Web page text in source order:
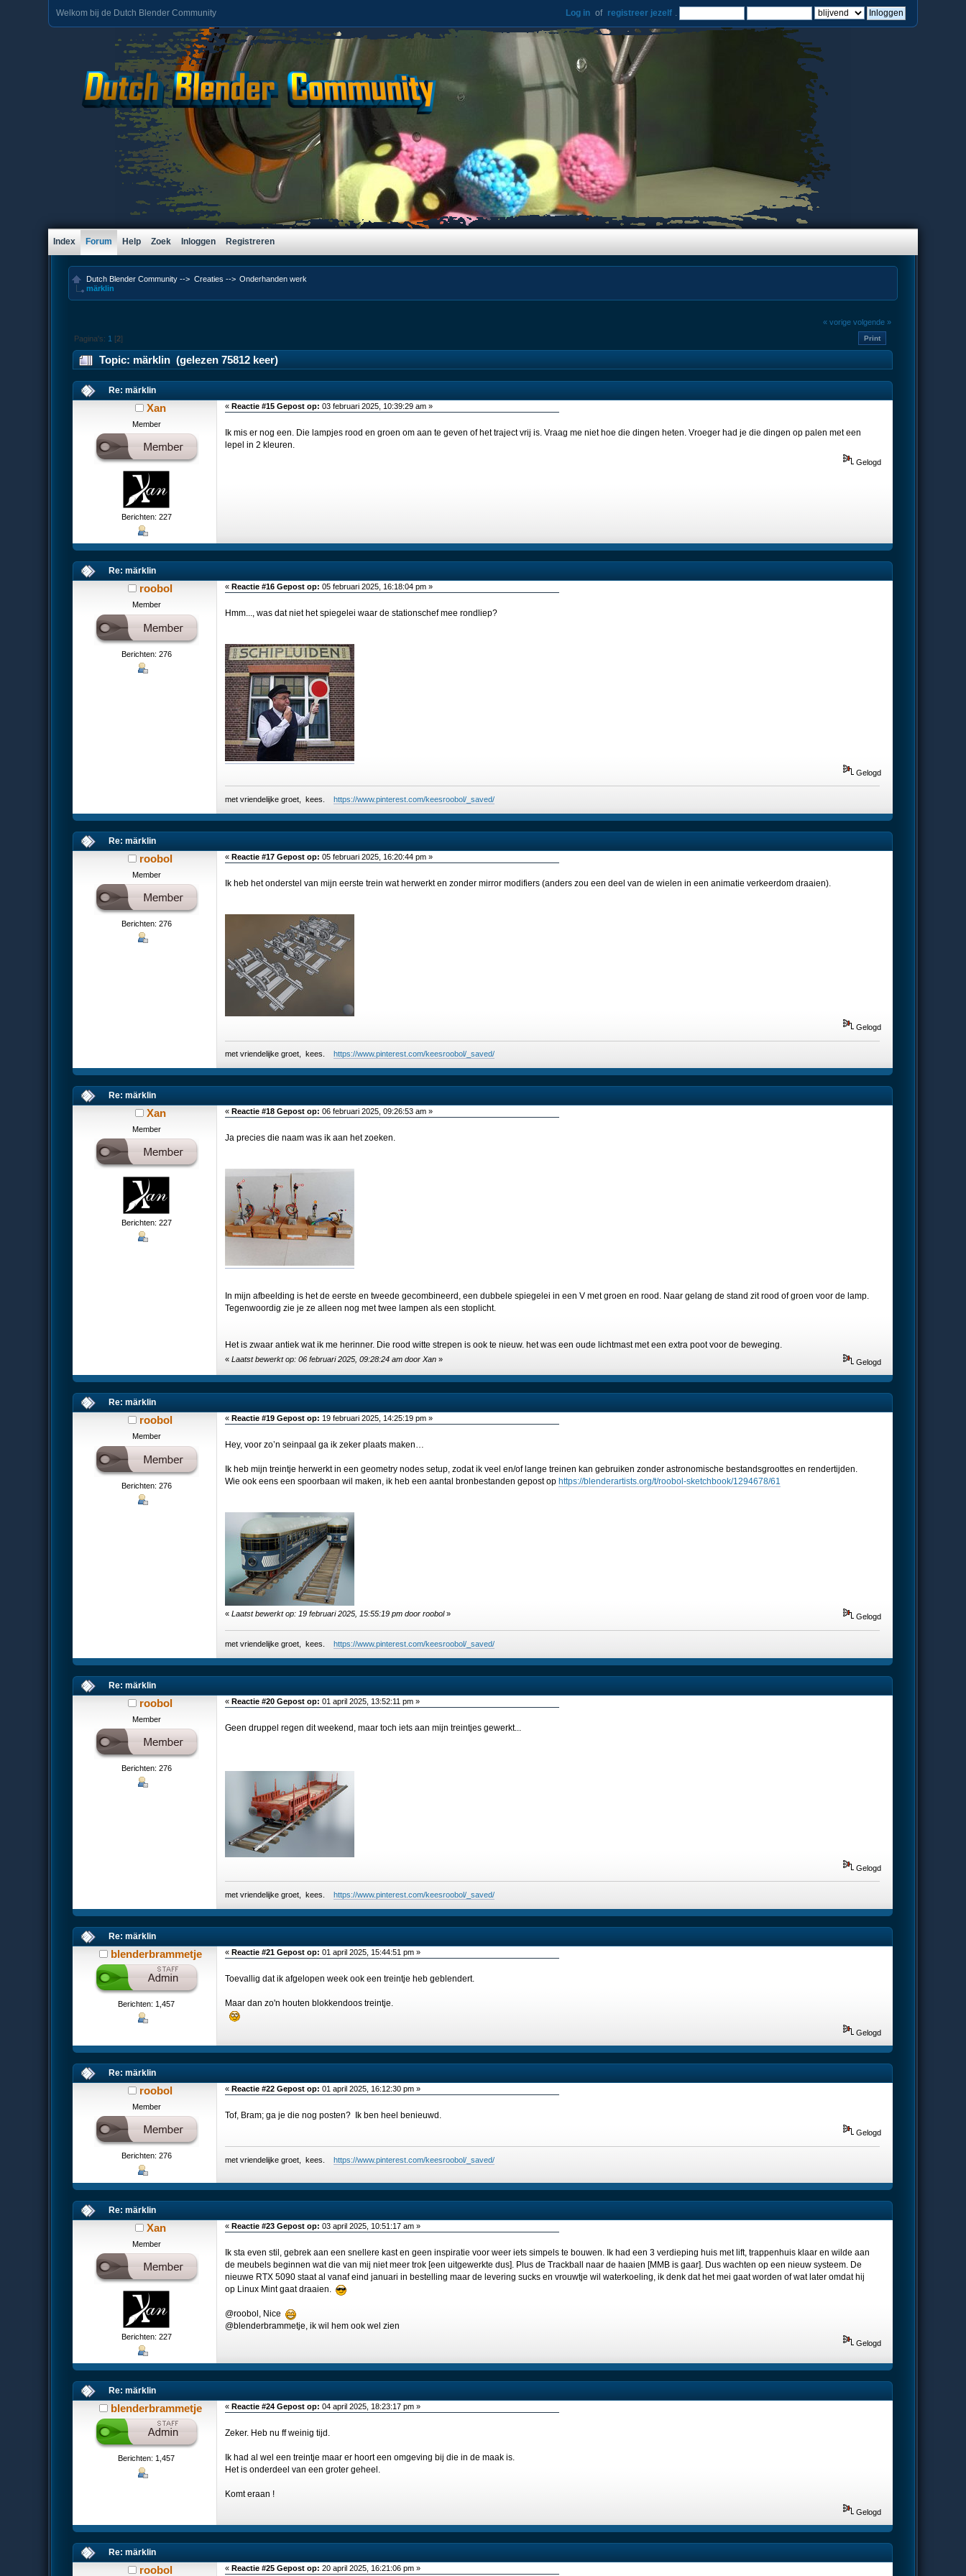
Welkom bij de Dutch Blender Community Log in of registreer jezelf .
Index Forum Help Zoek Inloggen Registreren
Dutch Blender Community --> Creaties --> Onderhanden werk
märklin
« vorige volgende »
Print
Pagina's: 1 [2]
Topic: märklin (gelezen 75812 keer)
Re: märklin
Xan
Member
Berichten: 227
«Reactie #15 Gepost op: 03 februari 2025, 10:39:29 am »
Ik mis er nog een. Die lampjes rood en groen om aan te geven of het traject vrij is. Vraag me niet hoe die dingen heten. Vroeger had je die dingen op palen met een
lepel in 2 kleuren.
Gelogd
Re: märklin
roobol
Member
Berichten: 276
« Reactie #16 Gepost op: 05 februari 2025, 16:18:04 pm »
Hmm..., was dat niet het spiegelei waar de stationschef mee rondliep?
Gelogd
met vriendelijke groet, kees.https://www.pinterest.com/keesroobol/_saved/
Re: märklin
roobol
Member
Berichten: 276
«Reactie #17 Gepost op: 05 februari 2025, 16:20:44 pm »
Ik heb het onderstel van mijn eerste trein wat herwerkt en zonder mirror modifiers (anders zou een deel van de wielen in een animatie verkeerdom draaien).
Gelogd
met vriendelijke groet, kees.https://www.pinterest.com/keesroobol/_saved/
Re: märklin
Xan
Member
Berichten: 227
«Reactie #18 Gepost op: 06 februari 2025, 09:26:53 am »
Ja precies die naam was ik aan het zoeken.
In mijn afbeelding is het de eerste en tweede gecombineerd, een dubbele spiegelei in een V met groen en rood. Naar gelang de stand zit rood of groen voor de lamp.
Tegenwoordig zie je ze alleen nog met twee lampen als een stoplicht.
Het is zwaar antiek wat ik me herinner. Die rood witte strepen is ook te nieuw. het was een oude lichtmast met een extra poot voor de beweging.
«Laatst bewerkt op: 06 februari 2025, 09:28:24 am door Xan » Gelogd
Re: märklin
roobol
Member
Berichten: 276
« Reactie #19 Gepost op: 19 februari 2025, 14:25:19 pm »
Hey, voor zo’n seinpaal ga ik zeker plaats maken…
Ik heb mijn treintje herwerkt in een geometry nodes setup, zodat ik veel en/of lange treinen kan gebruiken zonder astronomische bestandsgroottes en rendertijden.
Wie ook eens een spoorbaan wil maken, ik heb een aantal bronbestanden gepost op https://blenderartists.org/t/roobol-sketchbook/1294678/61
«Laatst bewerkt op: 19 februari 2025, 15:55:19 pm door roobol» Gelogd
met vriendelijke groet, kees.https://www.pinterest.com/keesroobol/_saved/
Re: märklin
roobol
Member
Berichten: 276
«Reactie #20 Gepost op: 01 april 2025, 13:52:11 pm »
Geen druppel regen dit weekend, maar toch iets aan mijn treintjes gewerkt...
Gelogd
met vriendelijke groet, kees.https://www.pinterest.com/keesroobol/_saved/
Re: märklin
blenderbrammetje
Berichten: 1,457
«Reactie #21 Gepost op: 01 april 2025, 15:44:51 pm »
Toevallig dat ik afgelopen week ook een treintje heb geblendert.
Maar dan zo'n houten blokkendoos treintje.
Gelogd
Re: märklin
roobol
Member
Berichten: 276
« Reactie #22 Gepost op: 01 april 2025, 16:12:30 pm »
Tof, Bram; ga je die nog posten? Ik ben heel benieuwd.
Gelogd
met vriendelijke groet, kees.https://www.pinterest.com/keesroobol/_saved/
Re: märklin
Xan
Member
Berichten: 227
«Reactie #23 Gepost op: 03 april 2025, 10:51:17 am »
Ik sta even stil, gebrek aan een snellere kast en geen inspiratie voor weer iets simpels te bouwen. Ik had een 3 verdieping huis met lift, trappenhuis klaar en wilde aan
de meubels beginnen wat die van mij niet meer trok [een uitgewerkte dus]. Plus de Trackball naar de haaien [MMB is gaar]. Dus wachten op een nieuw systeem. De
nieuwe RTX 5090 staat al vanaf eind januari in bestelling maar de levering sucks en vrouwtje wil waterkoeling, ik denk dat het mei gaat worden of wat later omdat hij
op Linux Mint gaat draaien.
@roobol, Nice
@blenderbrammetje, ik wil hem ook wel zien
Gelogd
Re: märklin
blenderbrammetje
Berichten: 1,457
« Reactie #24 Gepost op: 04 april 2025, 18:23:17 pm »
Zeker. Heb nu ff weinig tijd.
Ik had al wel een treintje maar er hoort een omgeving bij die in de maak is.
Het is onderdeel van een groter geheel.
Komt eraan !
Gelogd
Re: märklin
roobol «Reactie #25 Gepost op: 20 april 2025, 16:21:06 pm »